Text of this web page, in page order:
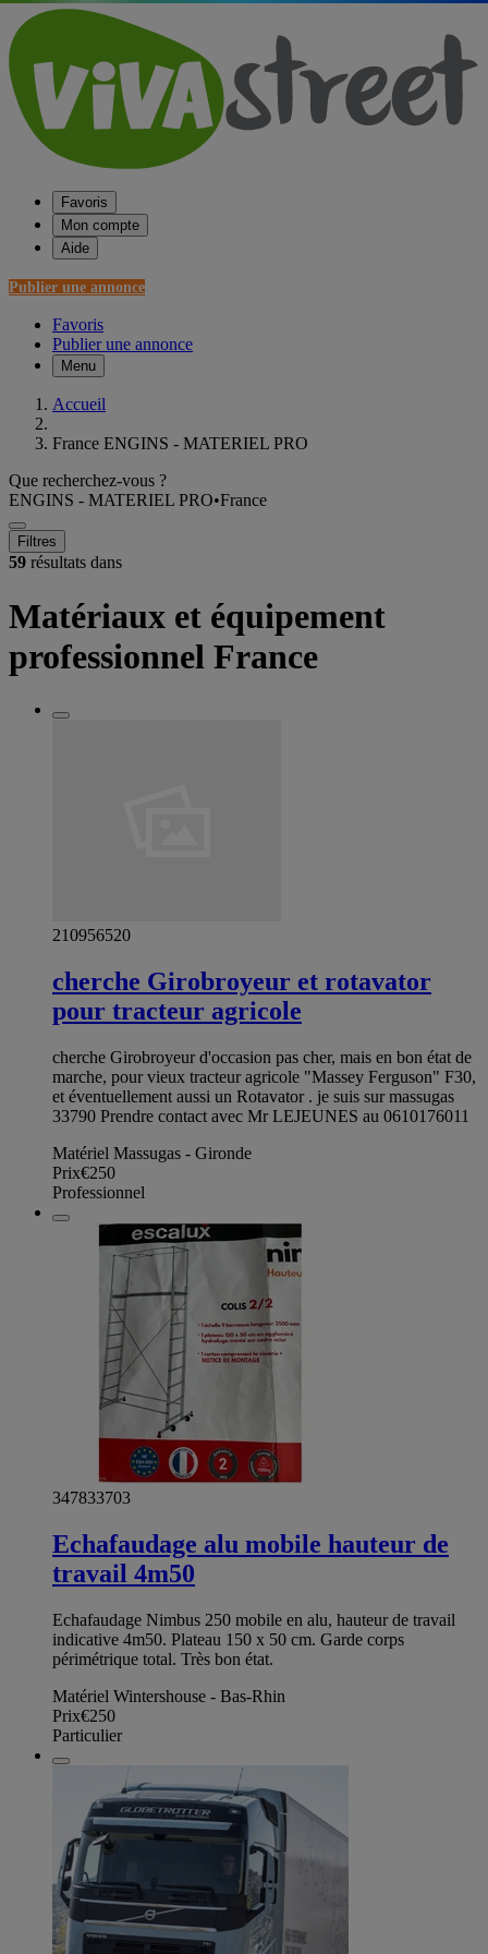
Favoris
Mon compte
Aide
Publier une annonce
Favoris
Publier une annonce
Menu
Accueil
France ENGINS - MATERIEL PRO
Que recherchez-vous ?
ENGINS - MATERIEL PRO•France
Filtres
59 résultats dans
Matériaux et équipement
professionnel France
210956520
cherche Girobroyeur et rotavator
pour tracteur agricole
cherche Girobroyeur d'occasion pas cher, mais en bon état de
marche, pour vieux tracteur agricole "Massey Ferguson" F30,
et éventuellement aussi un Rotavator . je suis sur massugas
33790 Prendre contact avec Mr LEJEUNES au 0610176011
Matériel Massugas - Gironde
Prix€250
Professionnel
347833703
Echafaudage alu mobile hauteur de
travail 4m50
Echafaudage Nimbus 250 mobile en alu, hauteur de travail
indicative 4m50. Plateau 150 x 50 cm. Garde corps
périmétrique total. Très bon état.
Matériel Wintershouse - Bas-Rhin
Prix€250
Particulier